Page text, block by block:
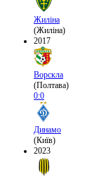
Жиліна
(Жиліна)
2017
Ворскла
(Полтава)
0:0
Динамо
(Київ)
2023